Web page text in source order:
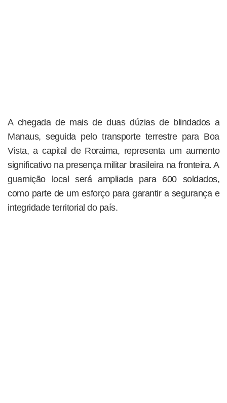
A chegada de mais de duas dúzias de blindados a
Manaus, seguida pelo transporte terrestre para Boa
Vista, a capital de Roraima, representa um aumento
significativo na presença militar brasileira na fronteira. A
guarnição local será ampliada para 600 soldados,
como parte de um esforço para garantir a segurança e
integridade territorial do país.